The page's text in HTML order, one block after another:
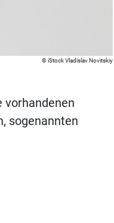
iStock Vladislav Novitskiy
vorhandenen
sogenannten